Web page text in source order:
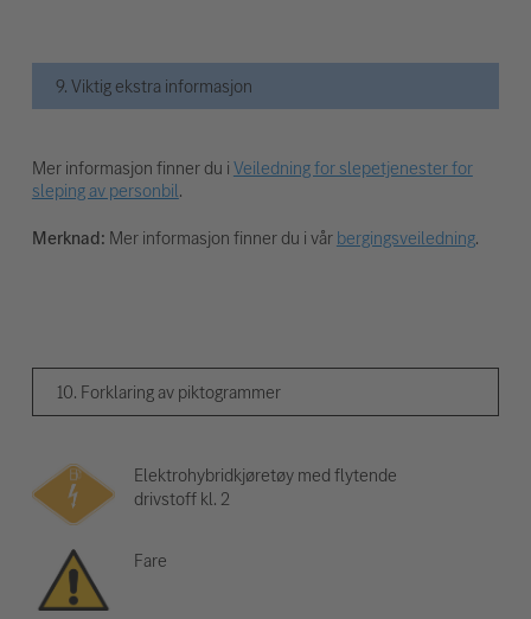
9. Viktig ekstra informasjon
Mer informasjon finner du iVeiledning for slepetjenester for
sleping av personbil.
Merknad: Mer informasjon finner du i vårbergingsveiledning.
10. Forklaring av piktogrammer
Elektrohybridkjøretøy med flytende
drivstoff kl. 2
Fare